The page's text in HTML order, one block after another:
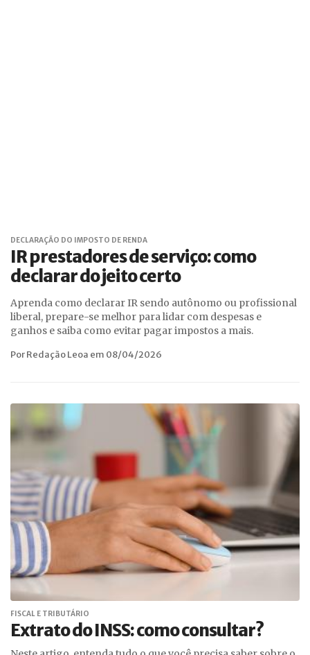
DECLARAÇÃO DO IMPOSTO DE RENDA
IR prestadores de serviço: como
declarar do jeito certo
Aprenda como declarar IR sendo autônomo ou profissional
liberal, prepare-se melhor para lidar com despesas e
ganhos e saiba como evitar pagar impostos a mais.
Por Redação Leoa em 08/04/2026
FISCAL E TRIBUTÁRIO
Extrato do INSS: como consultar?